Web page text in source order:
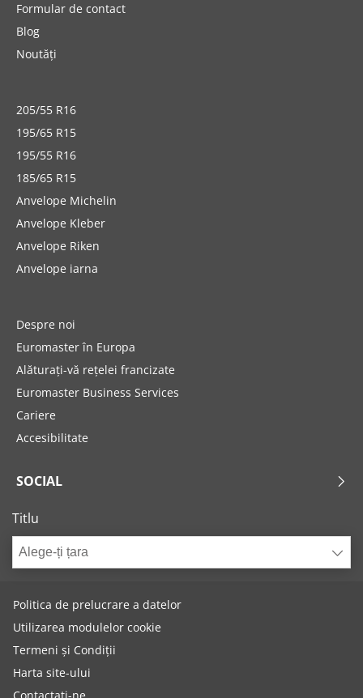
Formular de contact
Blog
Noutăți
205/55 R16
195/65 R15
195/55 R16
185/65 R15
Anvelope Michelin
Anvelope Kleber
Anvelope Riken
Anvelope iarna
Despre noi
Euromaster în Europa
Alăturați-vă rețelei francizate
Euromaster Business Services
Cariere
Accesibilitate
SOCIAL
Titlu
Alege-ți țara
Politica de prelucrare a datelor
Utilizarea modulelor cookie
Termeni și Condiții
Harta site-ului